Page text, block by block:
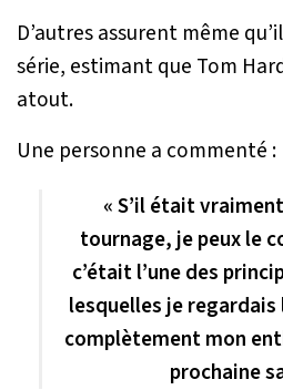
D’autres assurent même
série, estimant que Tom
atout.
Une personne a commenté :
« S’il était
tournage, je peux le
c’était l’une des
lesquelles je regardais
complètement mon
prochaine